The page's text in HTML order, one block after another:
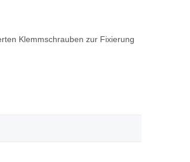
Klemmschrauben zur Fixierung